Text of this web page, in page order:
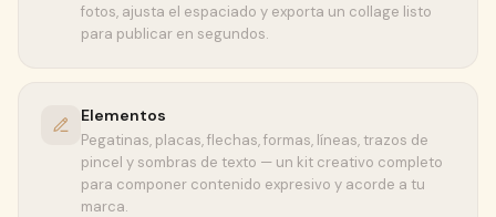
fotos, ajusta el espaciado y exporta un collage listo
para publicar en segundos.
Elementos
Pegatinas, placas, flechas, formas, líneas, trazos de
pincel y sombras de texto — un kit creativo completo
para componer contenido expresivo y acorde a tu
marca.